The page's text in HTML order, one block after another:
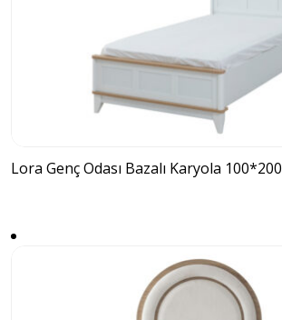
Lora Genç Odası Bazalı Karyola 100*200